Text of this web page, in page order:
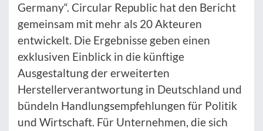
Germany“. Circular Republic hat den Bericht
gemeinsam mit mehr als 20 Akteuren
entwickelt. Die Ergebnisse geben einen
exklusiven Einblick in die künftige
Ausgestaltung der erweiterten
Herstellerverantwortung in Deutschland und
bündeln Handlungsempfehlungen für Politik
und Wirtschaft. Für Unternehmen, die sich